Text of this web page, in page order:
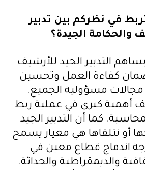
في نظركم بين تدبير
والحكامة الجيدة؟
التدبير الجيد للأرشيف
كفاءة العمل وتحسين
مجالات مسؤولية الجميع.
أهمية كبرى في عملية ربط
كما أن التدبير الجيد
أو نتلقاها هي معيار يسمح
اندماج قطاع معين في
والديمقراطية والحداثة.